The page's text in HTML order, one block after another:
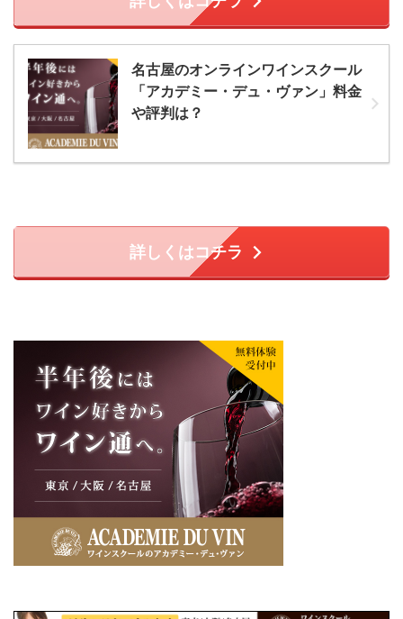
名古屋のオンラインワインスクール
「アカデミー・デュ・ヴァン」料金
や評判は？
詳しくはコチラ